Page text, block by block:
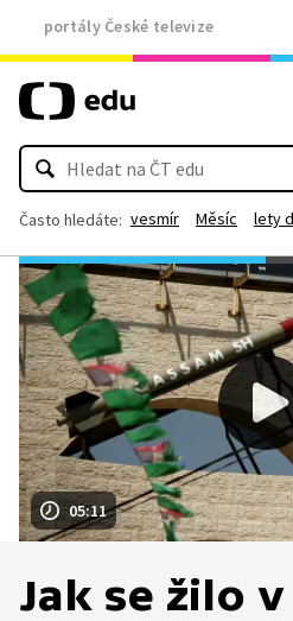
portály České televize
Často hledáte: vesmír Měsíc lety
05:11
Jak se žilo v